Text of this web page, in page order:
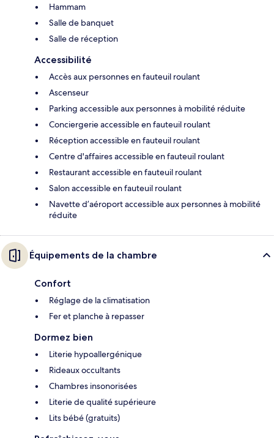
Hammam
Salle de banquet
Salle de réception
Accessibilité
Accès aux personnes en fauteuil roulant
Ascenseur
Parking accessible aux personnes à mobilité réduite
Conciergerie accessible en fauteuil roulant
Réception accessible en fauteuil roulant
Centre d'affaires accessible en fauteuil roulant
Restaurant accessible en fauteuil roulant
Salon accessible en fauteuil roulant
Navette d’aéroport accessible aux personnes à mobilité
réduite
Équipements de la chambre
Confort
Réglage de la climatisation
Fer et planche à repasser
Dormez bien
Literie hypoallergénique
Rideaux occultants
Chambres insonorisées
Literie de qualité supérieure
Lits bébé (gratuits)